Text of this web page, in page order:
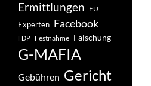
Ermittlungen EU
Experten Facebook
FDP Festnahme Fälschung
G-MAFIA
Gebühren Gericht